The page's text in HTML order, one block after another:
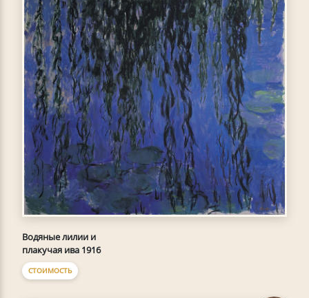
Водяные лилии и
плакучая ива 1916
СТОИМОСТЬ